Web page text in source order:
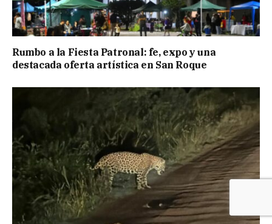
Rumbo a la Fiesta Patronal: fe, expo y una
destacada oferta artística en San Roque